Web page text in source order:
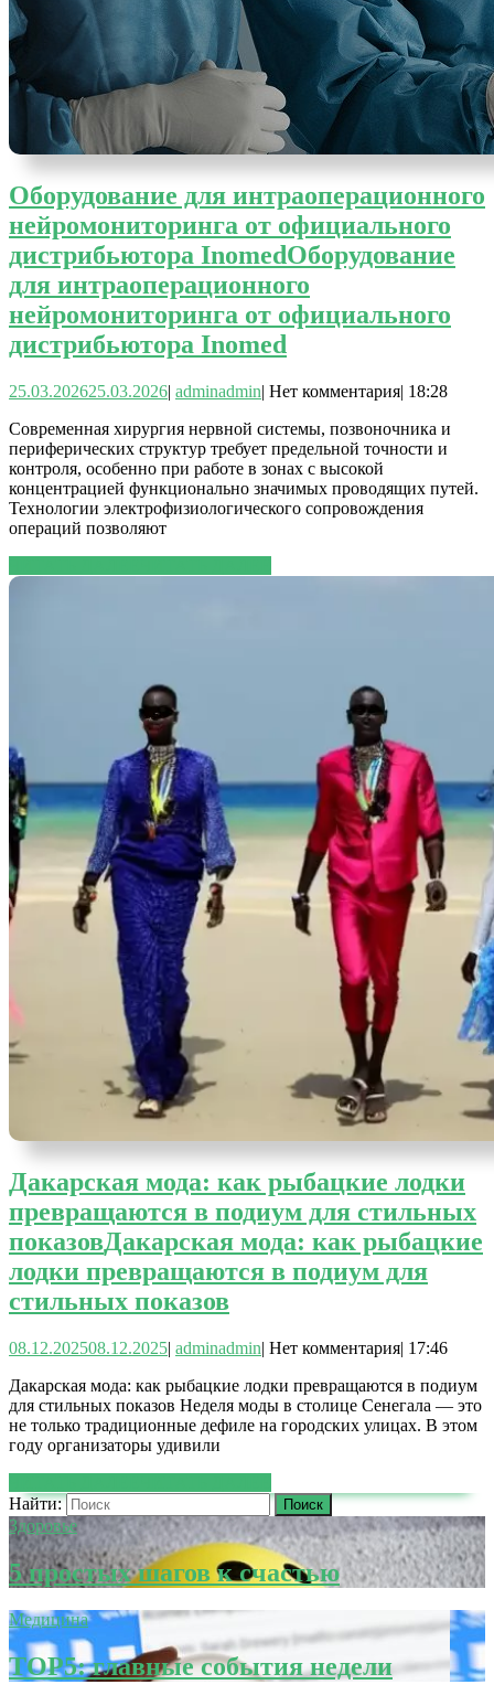
Оборудование для интраоперационного
нейромониторинга от официального
дистрибьютора InomedОборудование
для интраоперационного
нейромониторинга от официального
дистрибьютора Inomed
25.03.202625.03.2026| adminadmin| Нет комментария| 18:28
Современная хирургия нервной системы, позвоночника и
периферических структур требует предельной точности и
контроля, особенно при работе в зонах с высокой
концентрацией функционально значимых проводящих путей.
Технологии электрофизиологического сопровождения
операций позволяют
Дакарская мода: как рыбацкие лодки
превращаются в подиум для стильных
показовДакарская мода: как рыбацкие
лодки превращаются в подиум для
стильных показов
08.12.202508.12.2025| adminadmin| Нет комментария| 17:46
Дакарская мода: как рыбацкие лодки превращаются в подиум
для стильных показов Неделя моды в столице Сенегала — это
не только традиционные дефиле на городских улицах. В этом
году организаторы удивили
Найти:
Здоровье
5 простых шагов к счастью
Медицина
TOP5: главные события недели